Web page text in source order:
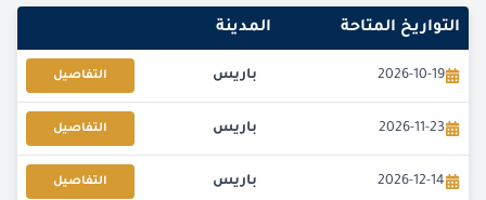
التواريخ المتاحة المدينة
2026-10-19 باريس التفاصيل
2026-11-23 باريس التفاصيل
2026-12-14 باريس التفاصيل